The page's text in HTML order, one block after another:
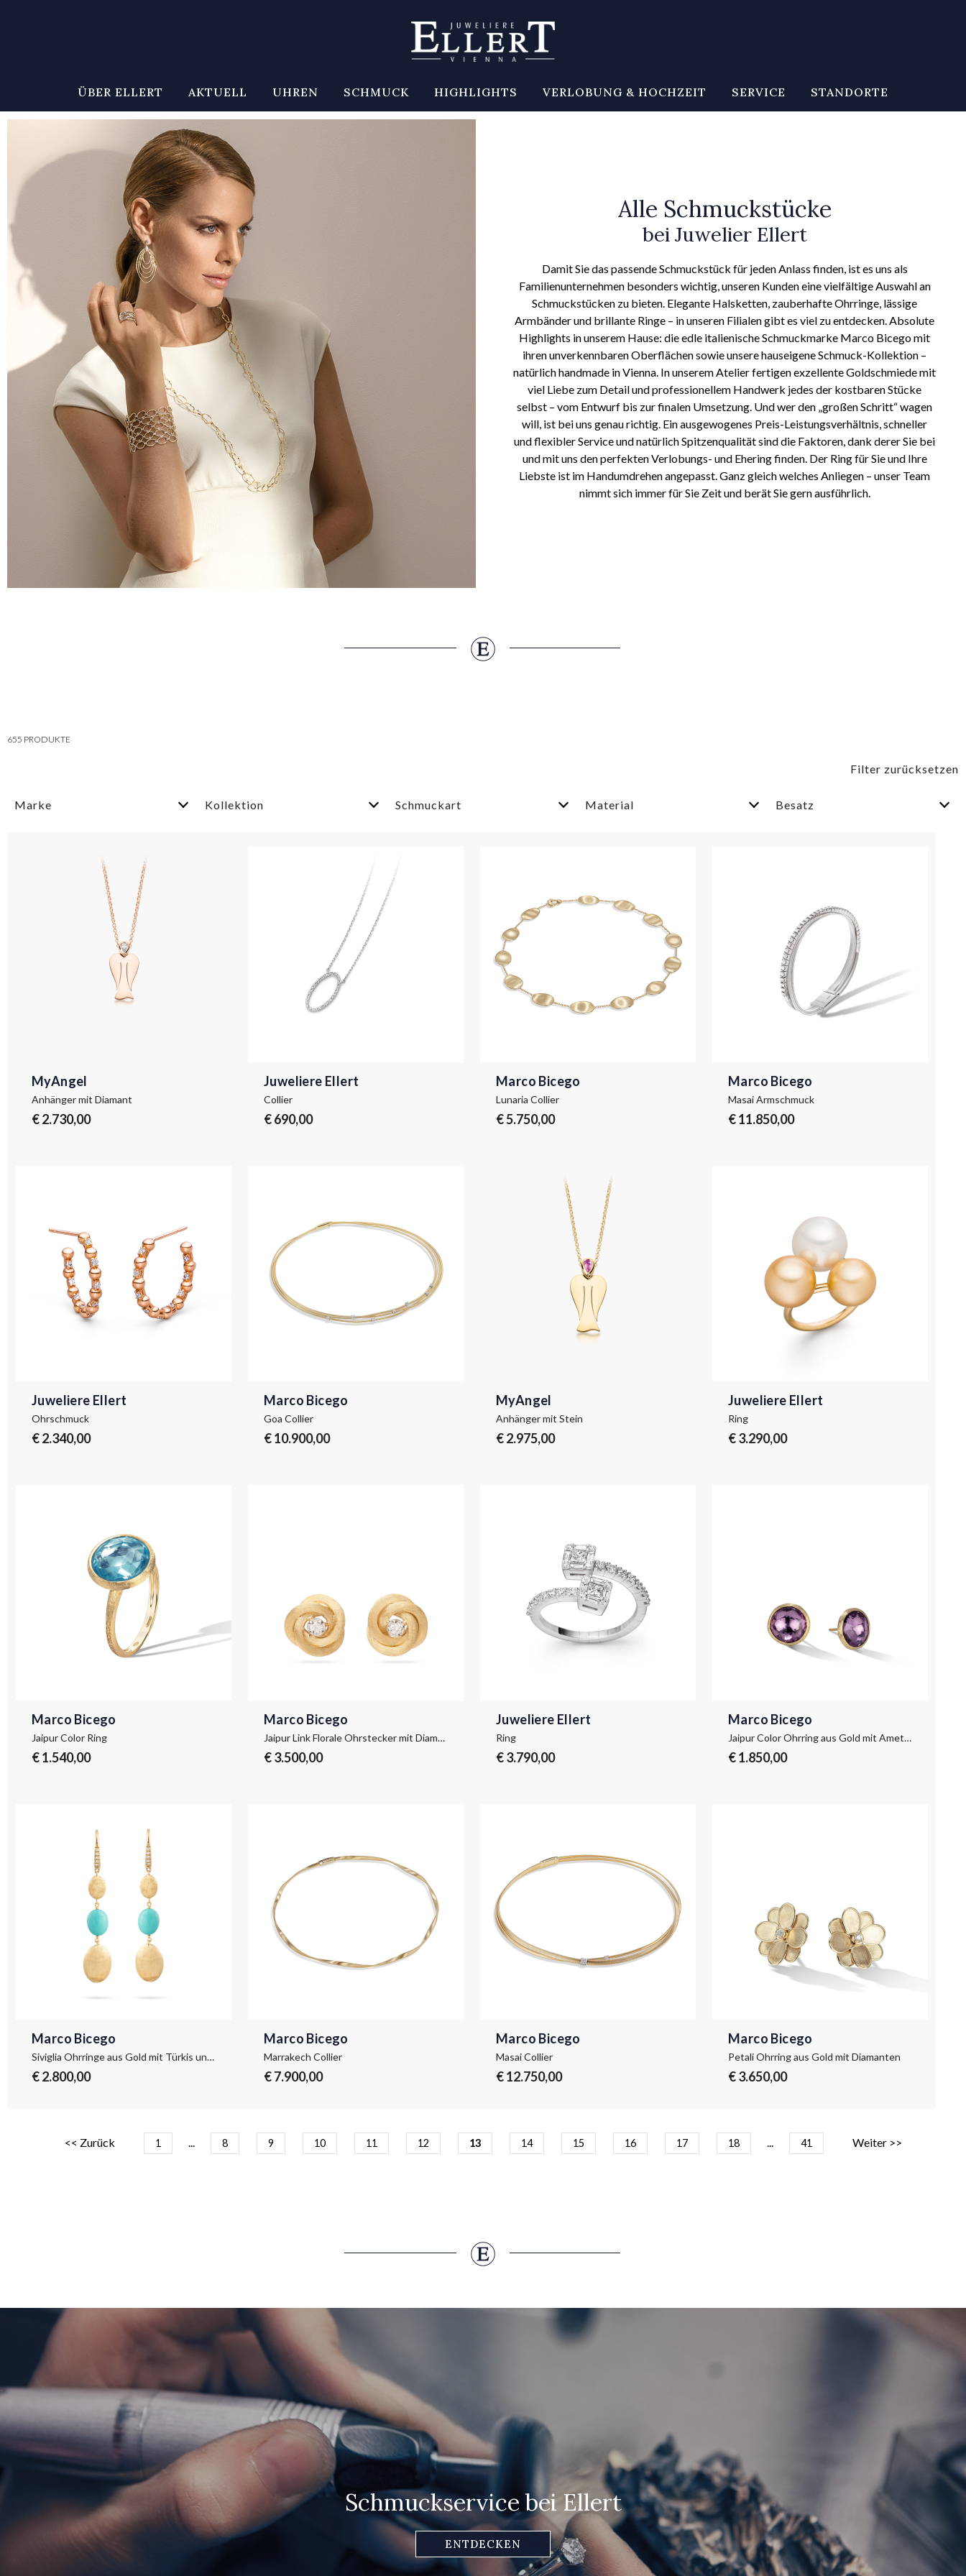
ÜBER ELLERT AKTUELL UHREN SCHMUCK HIGHLIGHTS VERLOBUNG & HOCHZEIT SERVICE STANDORTE
Alle Schmuckstücke
bei Juwelier Ellert
Damit Sie das passende Schmuckstück für jeden Anlass finden, ist es uns als
Familienunternehmen besonders wichtig, unseren Kunden eine vielfältige Auswahl an
Schmuckstücken zu bieten. Elegante Halsketten, zauberhafte Ohrringe, lässige
Armbänder und brillante Ringe – in unseren Filialen gibt es viel zu entdecken. Absolute
Highlights in unserem Hause: die edle italienische Schmuckmarke Marco Bicego mit
ihren unverkennbaren Oberflächen sowie unsere hauseigene Schmuck-Kollektion –
natürlich handmade in Vienna. In unserem Atelier fertigen exzellente Goldschmiede mit
viel Liebe zum Detail und professionellem Handwerk jedes der kostbaren Stücke
selbst – vom Entwurf bis zur finalen Umsetzung. Und wer den „großen Schritt“ wagen
will, ist bei uns genau richtig. Ein ausgewogenes Preis-Leistungsverhältnis, schneller
und flexibler Service und natürlich Spitzenqualität sind die Faktoren, dank derer Sie bei
und mit uns den perfekten Verlobungs- und Ehering finden. Der Ring für Sie und Ihre
Liebste ist im Handumdrehen angepasst. Ganz gleich welches Anliegen – unser Team
nimmt sich immer für Sie Zeit und berät Sie gern ausführlich.
655 PRODUKTE
Marke Kollektion Schmuckart Material Besatz
MyAngel
Anhänger mit Diamant
€ 2.730,00
Juweliere Ellert
Collier
€ 690,00
Marco Bicego
Lunaria Collier
€ 5.750,00
Marco Bicego
Masai Armschmuck
€ 11.850,00
Juweliere Ellert
Ohrschmuck
€ 2.340,00
Marco Bicego
Goa Collier
€ 10.900,00
MyAngel
Anhänger mit Stein
€ 2.975,00
Juweliere Ellert
Ring
€ 3.290,00
Marco Bicego
Jaipur Color Ring
€ 1.540,00
Marco Bicego
Jaipur Link Florale Ohrstecker mit Diamant in der Mitte
€ 3.500,00
Juweliere Ellert
Ring
€ 3.790,00
Marco Bicego
Jaipur Color Ohrring aus Gold mit Amethyst, groß
€ 1.850,00
Marco Bicego
Siviglia Ohrringe aus Gold mit Türkis und Diamanten
€ 2.800,00
Marco Bicego
Marrakech Collier
€ 7.900,00
Marco Bicego
Masai Collier
€ 12.750,00
Marco Bicego
Petali Ohrring aus Gold mit Diamanten
€ 3.650,00
<< Zurück 1 ... 8 9 10 11 12 13 14 15 16 17 18 ... 41 Weiter >>
Schmuckservice bei Ellert
ENTDECKEN